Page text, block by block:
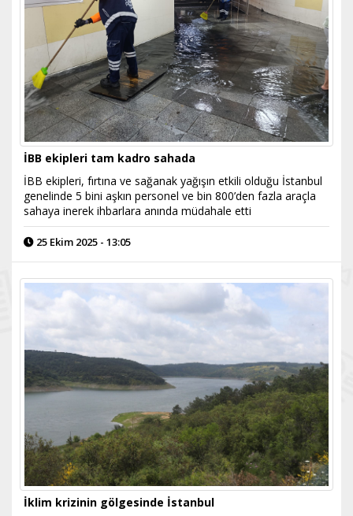
İBB ekipleri tam kadro sahada
İBB ekipleri, fırtına ve sağanak yağışın etkili olduğu İstanbul
genelinde 5 bini aşkın personel ve bin 800’den fazla araçla
sahaya inerek ihbarlara anında müdahale etti
25 Ekim 2025 - 13:05
İklim krizinin gölgesinde İstanbul